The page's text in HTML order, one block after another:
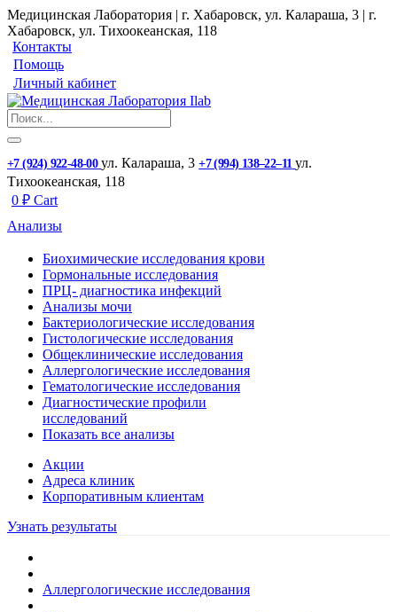
Медицинская Лаборатория | г. Хабаровск, ул. Калараша, 3 | г.
Хабаровск, ул. ​Тихоокеанская, 118
Контакты
Помощь
Личный кабинет
+7 (924) 922-48-00 ул. ​Калараша, 3 +7 (994) 138‒22‒11 ул. ​
Тихоокеанская, 118
0 ₽ Cart
Анализы
Биохимические исследования крови
Гормональные исследования
ПРЦ- диагностика инфекций
Анализы мочи
Бактериологические исследования
Гистологические исследования
Общеклинические исследования
Аллергологические исследования
Гематологические исследования
Диагностические профили
исследований
Показать все анализы
Акции
Адреса клиник
Кoрпоративным клиентам
Узнать результаты
Аллергологические исследования